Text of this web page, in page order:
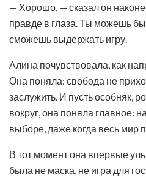
— Хорошо, — сказал он
правде в глаза. Ты можешь
сможешь выдержать игру.
Алина почувствовала, как
Она поняла: свобода не
заслужить. И пусть особняк,
вокруг, она поняла главное:
выборе, даже когда весь мир
В тот момент она впервые
была не маска, не игра для